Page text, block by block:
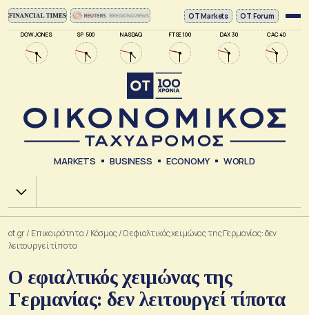
DOW JONES SP 500 NASDAQ FTSE 100 DAX 30 CAC 40
ΟΤ Markets OT Forum
MARKETS BUSINESS ECONOMY WORLD
Χ.Α.
ot.gr/ Επικαιρότητα / Κόσμος/Ο εφιαλτικός χειμώνας της Γερμανίας: δεν
λειτουργεί τίποτα
Ο εφιαλτικός χειμώνας της
Γερμανίας: δεν λειτουργεί τίποτα